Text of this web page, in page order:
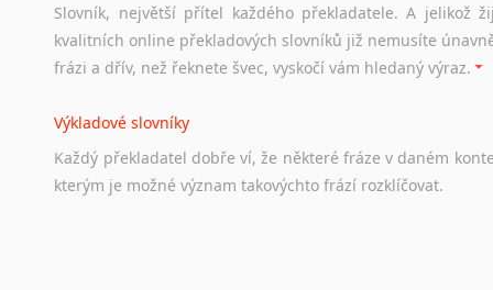
Odkazy poskytující cenné informace nekomerčního
hledat práci na internetu případně osobní zkušenosti
Hledáte-li
práci
stejná obecná pravidla, jako pro český životopis. Tak dost
Slovník, největší přítel každého překladatele. A jelikož
kvalitních online překladových slovníků již nemusíte
frázi a dřív, než řeknete švec, vyskočí vám hledaný výraz.
Výkladové slovníky
Každý překladatel dobře ví, že některé fráze v daném
kterým je možné význam takovýchto frází rozklíčovat.